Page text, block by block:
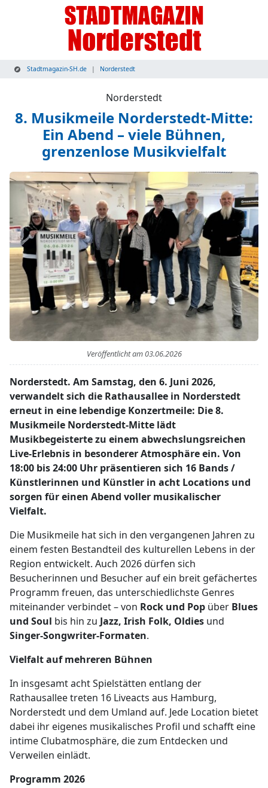
Stadtmagazin-SH.de Norderstedt
Norderstedt
8. Musikmeile Norderstedt-Mitte:
Ein Abend – viele Bühnen,
grenzenlose Musikvielfalt
Veröffentlicht am03.06.2026
Norderstedt. Am Samstag, den 6. Juni 2026,
verwandelt sich die Rathausallee in Norderstedt
erneut in eine lebendige Konzertmeile: Die 8.
Musikmeile Norderstedt-Mitte lädt
Musikbegeisterte zu einem abwechslungsreichen
Live-Erlebnis in besonderer Atmosphäre ein. Von
18:00 bis 24:00 Uhr präsentieren sich 16 Bands /
Künstlerinnen und Künstler in acht Locations und
sorgen für einen Abend voller musikalischer
Vielfalt.
Die Musikmeile hat sich in den vergangenen Jahren zu
einem festen Bestandteil des kulturellen Lebens in der
Region entwickelt. Auch 2026 dürfen sich
Besucherinnen und Besucher auf ein breit gefächertes
Programm freuen, das unterschiedlichste Genres
miteinander verbindet – von Rock und Pop über Blues
und Soul bis hin zu Jazz, Irish Folk, Oldies und
Singer-Songwriter-Formaten.
Vielfalt auf mehreren Bühnen
In insgesamt acht Spielstätten entlang der
Rathausallee treten 16 Liveacts aus Hamburg,
Norderstedt und dem Umland auf. Jede Location bietet
dabei ihr eigenes musikalisches Profil und schafft eine
intime Clubatmosphäre, die zum Entdecken und
Verweilen einlädt.
Programm 2026